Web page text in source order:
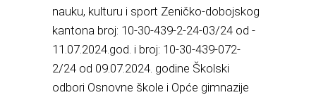
nauku, kulturu i sport Zeničko-dobojskog
kantona broj: 10-30-439-2-24-03/24 od ­­­­­
11.07.2024.god. i broj: 10-30-439-072-
2/24 od 09.07.2024. godine Školski
odbori Osnovne škole i Opće gimnazije